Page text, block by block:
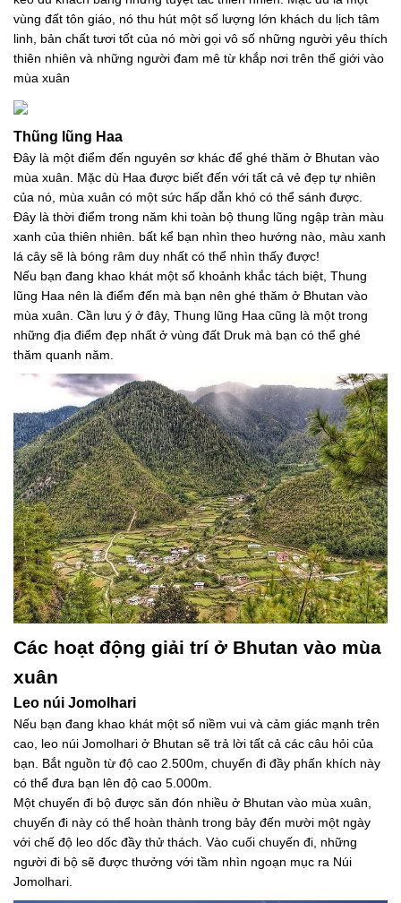
vùng đất tôn giáo, nó thu hút một số lượng lớn khách du lịch tâm
linh, bản chất tươi tốt của nó mời gọi vô số những người yêu thích
thiên nhiên và những người đam mê từ khắp nơi trên thế giới vào
mùa xuân
Thũng lũng Haa
Đây là một điểm đến nguyên sơ khác để ghé thăm ở Bhutan vào
mùa xuân. Mặc dù Haa được biết đến với tất cả vẻ đẹp tự nhiên
của nó, mùa xuân có một sức hấp dẫn khó có thể sánh được.
Đây là thời điểm trong năm khi toàn bộ thung lũng ngập tràn màu
xanh của thiên nhiên. bất kể bạn nhìn theo hướng nào, màu xanh
lá cây sẽ là bóng râm duy nhất có thể nhìn thấy được!
Nếu bạn đang khao khát một số khoảnh khắc tách biệt, Thung
lũng Haa nên là điểm đến mà bạn nên ghé thăm ở Bhutan vào
mùa xuân. Cần lưu ý ở đây, Thung lũng Haa cũng là một trong
những địa điểm đẹp nhất ở vùng đất Druk mà bạn có thể ghé
thăm quanh năm.
Các hoạt động giải trí ở Bhutan vào mùa
xuân
Leo núi Jomolhari
Nếu bạn đang khao khát một số niềm vui và cảm giác mạnh trên
cao, leo núi Jomolhari ở Bhutan sẽ trả lời tất cả các câu hỏi của
bạn. Bắt nguồn từ độ cao 2.500m, chuyến đi đầy phấn khích này
có thể đưa bạn lên độ cao 5.000m.
Một chuyến đi bộ được săn đón nhiều ở Bhutan vào mùa xuân,
chuyến đi này có thể hoàn thành trong bảy đến mười một ngày
với chế độ leo dốc đầy thử thách. Vào cuối chuyến đi, những
người đi bộ sẽ được thưởng với tầm nhìn ngoạn mục ra Núi
Jomolhari.